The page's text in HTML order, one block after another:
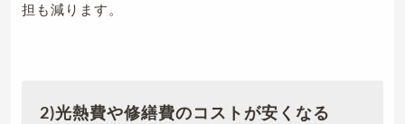
担も減ります。
2)光熱費や修繕費のコストが安くなる